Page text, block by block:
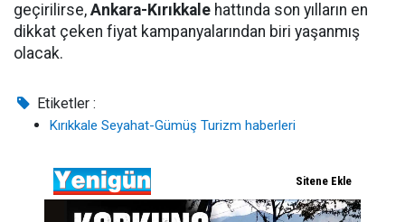
geçirilirse, Ankara-Kırıkkale hattında son yılların en
dikkat çeken fiyat kampanyalarından biri yaşanmış
olacak.
Etiketler :
Kırıkkale Seyahat-Gümüş Turizm haberleri